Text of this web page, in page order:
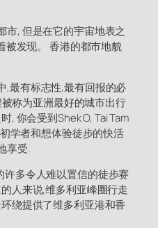
市, 但是在它的宇宙地表之
被发现。 香港的都市地貌
,最有标志性,最有回报的必
称为亚洲最好的城市出行
, 你会受到Shek O, Tai Tam
学者和想体验徒步的快活
享受.
多令人难以置信的徒步赛
人来说,维多利亚峰圈行走
绕提供了维多利亚港和香